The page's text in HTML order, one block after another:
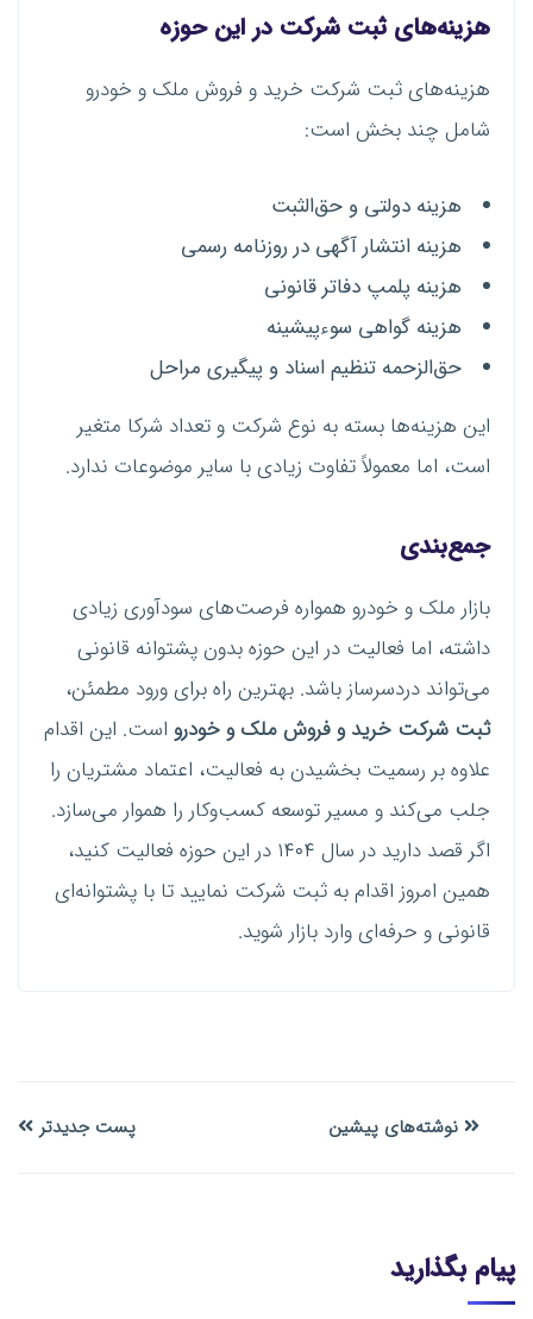
هزینه‌های ثبت شرکت در این حوزه
هزینه‌های ثبت شرکت خرید و فروش ملک و خودرو
شامل چند بخش است:
هزینه دولتی و حق‌الثبت
هزینه انتشار آگهی در روزنامه رسمی
هزینه پلمپ دفاتر قانونی
هزینه گواهی سوءپیشینه
حق‌الزحمه تنظیم اسناد و پیگیری مراحل
این هزینه‌ها بسته به نوع شرکت و تعداد شرکا متغیر
است، اما معمولاً تفاوت زیادی با سایر موضوعات ندارد.
جمع‌بندی
بازار ملک و خودرو همواره فرصت‌های سودآوری زیادی
داشته، اما فعالیت در این حوزه بدون پشتوانه قانونی
می‌تواند دردسرساز باشد. بهترین راه برای ورود مطمئن،
ثبت شرکت خرید و فروش ملک و خودرو است. این اقدام
علاوه بر رسمیت بخشیدن به فعالیت، اعتماد مشتریان را
جلب می‌کند و مسیر توسعه کسب‌وکار را هموار می‌سازد.
اگر قصد دارید در سال ۱۴۰۴ در این حوزه فعالیت کنید،
همین امروز اقدام به ثبت شرکت نمایید تا با پشتوانه‌ای
قانونی و حرفه‌ای وارد بازار شوید.
نوشته‌های پیشین پست جدیدتر
پیام بگذارید